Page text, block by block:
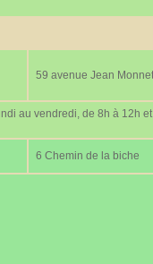
59 avenue Jean Monnet
au vendredi, de 8h à 12h
6 Chemin de la biche